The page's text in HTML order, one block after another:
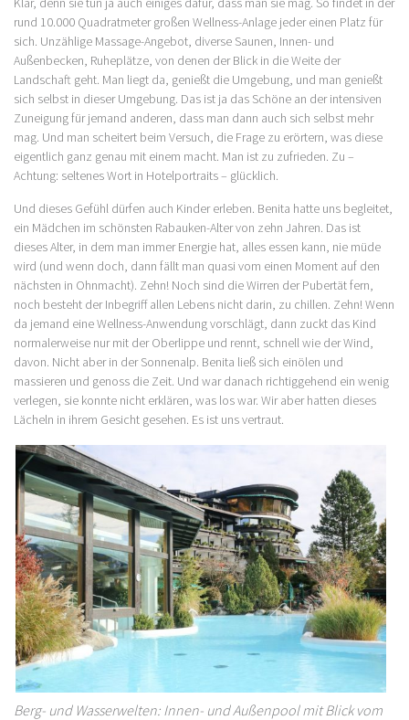
rund 10.000 Quadratmeter großen Wellness-Anlage jeder einen Platz für
sich. Unzählige Massage-Angebot, diverse Saunen, Innen- und
Außenbecken, Ruheplätze, von denen der Blick in die Weite der
Landschaft geht. Man liegt da, genießt die Umgebung, und man genießt
sich selbst in dieser Umgebung. Das ist ja das Schöne an der intensiven
Zuneigung für jemand anderen, dass man dann auch sich selbst mehr
mag. Und man scheitert beim Versuch, die Frage zu erörtern, was diese
eigentlich ganz genau mit einem macht. Man ist zu zufrieden. Zu –
Achtung: seltenes Wort in Hotelportraits – glücklich.
Und dieses Gefühl dürfen auch Kinder erleben. Benita hatte uns begleitet,
ein Mädchen im schönsten Rabauken-Alter von zehn Jahren. Das ist
dieses Alter, in dem man immer Energie hat, alles essen kann, nie müde
wird (und wenn doch, dann fällt man quasi vom einen Moment auf den
nächsten in Ohnmacht). Zehn! Noch sind die Wirren der Pubertät fern,
noch besteht der Inbegriff allen Lebens nicht darin, zu chillen. Zehn! Wenn
da jemand eine Wellness-Anwendung vorschlägt, dann zuckt das Kind
normalerweise nur mit der Oberlippe und rennt, schnell wie der Wind,
davon. Nicht aber in der Sonnenalp. Benita ließ sich einölen und
massieren und genoss die Zeit. Und war danach richtiggehend ein wenig
verlegen, sie konnte nicht erklären, was los war. Wir aber hatten dieses
Lächeln in ihrem Gesicht gesehen. Es ist uns vertraut.
Berg- und Wasserwelten: Innen- und Außenpool mit Blick vom